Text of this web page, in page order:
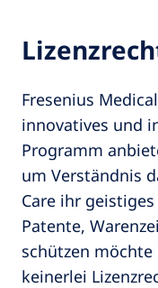
Fresenius
innovatives und
Programm
um Verständnis
Care ihr
Patente,
schützen
keinerlei